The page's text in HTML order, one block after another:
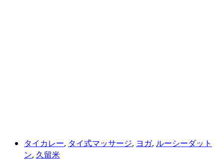
タイカレー, タイ式マッサージ, ヨガ, ルーシーダット
ン, 久留米